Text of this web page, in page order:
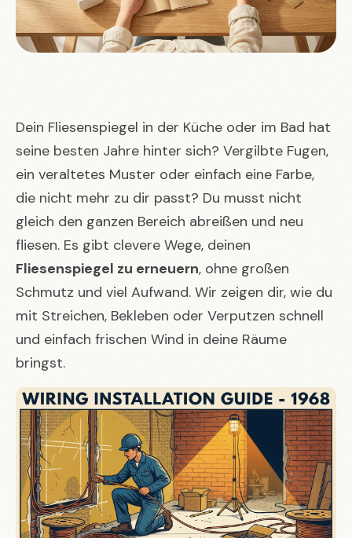
Dein Fliesenspiegel in der Küche oder im Bad hat
seine besten Jahre hinter sich? Vergilbte Fugen,
ein veraltetes Muster oder einfach eine Farbe,
die nicht mehr zu dir passt? Du musst nicht
gleich den ganzen Bereich abreißen und neu
fliesen. Es gibt clevere Wege, deinen
Fliesenspiegel zu erneuern, ohne großen
Schmutz und viel Aufwand. Wir zeigen dir, wie du
mit Streichen, Bekleben oder Verputzen schnell
und einfach frischen Wind in deine Räume
bringst.